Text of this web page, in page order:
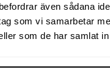
även sådana
som vi samarbetar
som de har samlat
Köp